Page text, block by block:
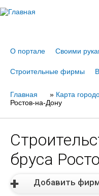
О портале Своими
Строительные фирмы
Вы
Главная » Карта
Ростов-на-Дону
бруса
Добавить